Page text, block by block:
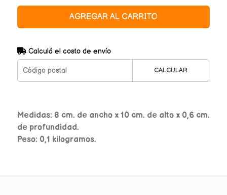
AGREGAR AL CARRITO
Calculá el costo de envío
CALCULAR
Medidas: 8 cm. de ancho x 10 cm. de alto x 0,6 cm.
de profundidad.
Peso: 0,1 kilogramos.